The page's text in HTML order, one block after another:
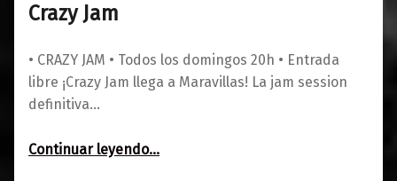
Crazy Jam
• CRAZY JAM • Todos los domingos 20h • Entrada
libre ¡Crazy Jam llega a Maravillas! La jam session
definitiva…
Continuar leyendo…
18/02/2023
0Maravillas